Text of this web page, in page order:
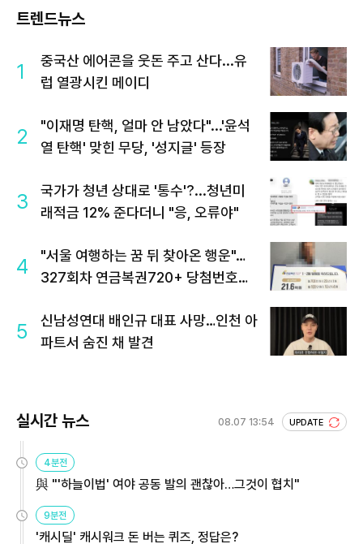
트렌드뉴스
1
중국산 에어콘을 웃돈 주고 산다...유
럽 열광시킨 메이디
2
"이재명 탄핵, 얼마 안 남았다"...'윤석
열 탄핵' 맞힌 무당, '성지글' 등장
3
국가가 청년 상대로 '통수'?...청년미
래적금 12% 준다더니 "응, 오류야"
4
"서울 여행하는 꿈 뒤 찾아온 행운"…
327회차 연금복권720+ 당첨번호조
5
신남성연대 배인규 대표 사망…인천 아
파트서 숨진 채 발견
실시간 뉴스 08.07 13:54 UPDATE
4분전
與 "'하늘이법' 여야 공동 발의 괜찮아…그것이 협치"
9분전
'캐시딜' 캐시워크 돈 버는 퀴즈, 정답은?